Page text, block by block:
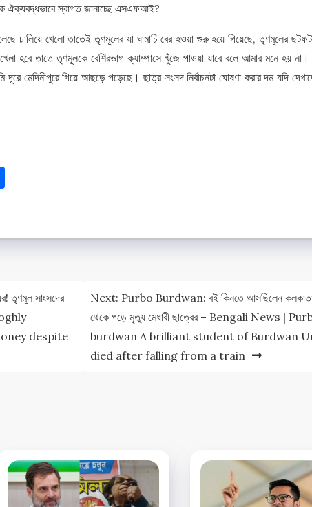
ঐক্যবদ্ধভাবে স্বাগত জানাচ্ছে এসএফআই?
খেলো তাতেই তৃণমূলের যা ঘামাচি বের হওয়া শুরু হয়ে গিয়েছে, তৃণমূলের
হবে তাতে তৃণমূলকে বেশিরভাগ ক্যাম্পাসে খুঁজে পাওয়া যাবে বলে আমার মনে হয় না।
দূরে মেদিনীপুরে গিয়ে আছড়ে পড়েছে। ছাত্র সংসদ নির্বাচনটা ঘোষণা করার দম যদি
তৃণমূল সাংসদের
despite
Next: Purbo Burdwan: বই কিনতে আসছিলেন
থেকে পড়ে মৃত্যু মেধাবী ছাত্রের – Bengali News |
burdwan A brilliant student of Burdwan
died after falling from a train